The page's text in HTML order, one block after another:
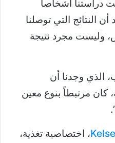
دراستنا أشخاصاً
النتائج التي توصلنا
وليست مجرد نتيجة
الذي وجدنا أن
كان مرتبطاً بنوع معين
، اختصاصية تغذية،